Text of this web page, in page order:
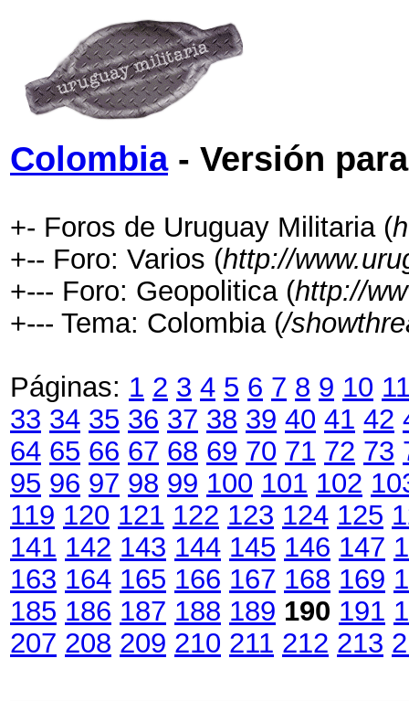
Colombia- Versión
+- Foros de Uruguay Militaria (
+-- Foro: Varios (http://
+--- Foro: Geopolitica (http://
+--- Tema: Colombia (/
Páginas: 1 2 3 4 5 6 7 8 9 10
33 34 35 36 37 38 39 40 41 42
64 65 66 67 68 69 70 71 72 73
95 96 97 98 99 100 101 102
119 120 121 122 123 124 125
141 142 143 144 145 146 147
163 164 165 166 167 168 169
185 186 187 188 189 190 191
207 208 209 210 211 212 213